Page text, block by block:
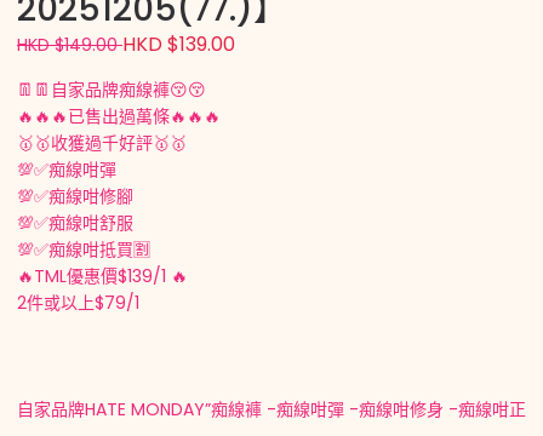
HKD $149.00HKD $139.00
👖👖自家品牌痴線褲😚😚
🔥🔥🔥已售出過萬條🔥🔥🔥
🥇🥇收獲過千好評🥇🥇
💯✅痴線咁彈
💯✅痴線咁修腳
💯✅痴線咁舒服
💯✅痴線咁抵買🈹
🔥TML優惠價$139/1 🔥
2件或以上$79/1
自家品牌HATE MONDAY”痴線褲 -痴線咁彈 -痴線咁修身 -痴線咁正